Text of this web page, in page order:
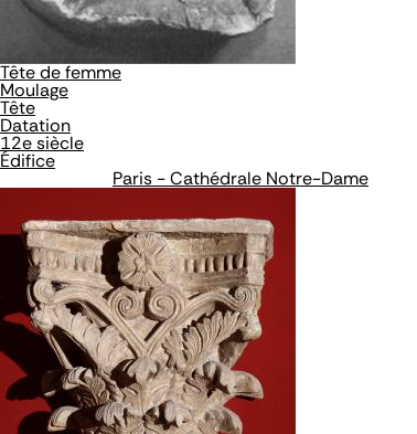
Tête de femme
Moulage
Tête
Datation
12e siècle
Édifice
Paris - Cathédrale Notre-Dame